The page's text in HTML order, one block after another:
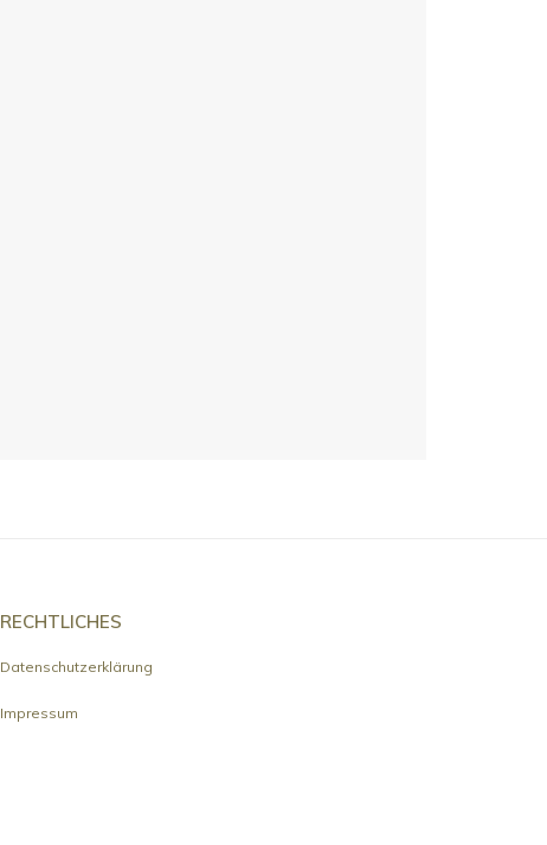
RECHTLICHES
Datenschutzerklärung
Impressum